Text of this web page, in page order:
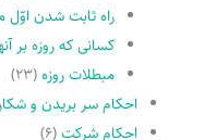
راه ثابت شدن اوّل
کسانى که روزه بر
مبطلات روزه(۲۳)
احکام سر بریدن و
احکام شرکت(۶)